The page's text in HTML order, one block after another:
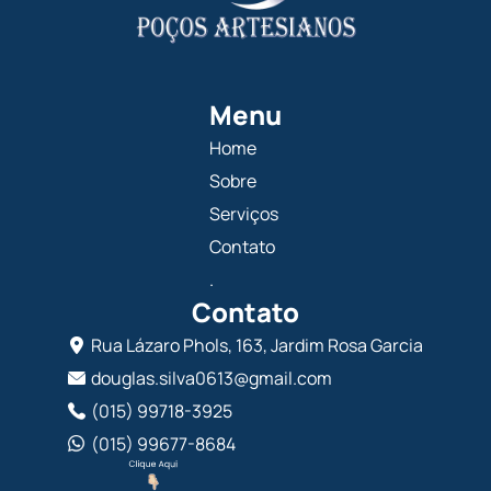
Menu
Home
Sobre
Serviços
Contato
.
Contato
Rua Lázaro Phols, 163, Jardim Rosa Garcia
douglas.silva0613@gmail.com
(015) 99718-3925
(015) 99677-8684